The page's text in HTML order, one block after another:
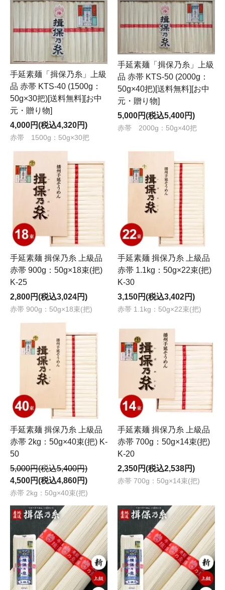
手延素麺「揖保乃糸」上級
品 赤帯 KTS-40 (1500g：
50g×30把)[送料無料][お中
元・贈り物]
4,000円(税込4,320円)
赤帯 1500g：50g×30把
手延素麺「揖保乃糸」上級
品 赤帯 KTS-50 (2000g：
50g×40把)[送料無料][お中
元・贈り物]
5,000円(税込5,400円)
赤帯 2000g：50g×40把
手延素麺 揖保乃糸 上級品
赤帯 900g：50g×18束(把)
K-25
2,800円(税込3,024円)
赤帯 900g：50g×18束(把)
手延素麺 揖保乃糸 上級品
赤帯 1.1kg：50g×22束(把)
K-30
3,150円(税込3,402円)
赤帯 1.1kg：50g×22束(把)
手延素麺 揖保乃糸 上級品
赤帯 2kg：50g×40束(把) K-
50
5,000円(税込5,400円)
4,500円(税込4,860円)
赤帯 2kg：50g×40束(把)
手延素麺 揖保乃糸 上級品
赤帯 700g：50g×14束(把)
K-20
2,350円(税込2,538円)
赤帯 700g：50g×14束(把)